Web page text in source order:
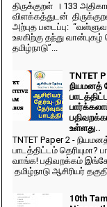
திருக்குறள் । 133
விளக்கத்துடன்
அற்புத படைப்பு:
உலகிற்கு தந்து
தமிழ்நாடு”...
TNTET
நியமனத்
உள்ளது..
TNTET Paper 2 -
பாடத்திட்டம் தெரியுமா?
வாங்க! பதிவறக்கம்
தமிழ்நாடு ஆசிரியர்
10th